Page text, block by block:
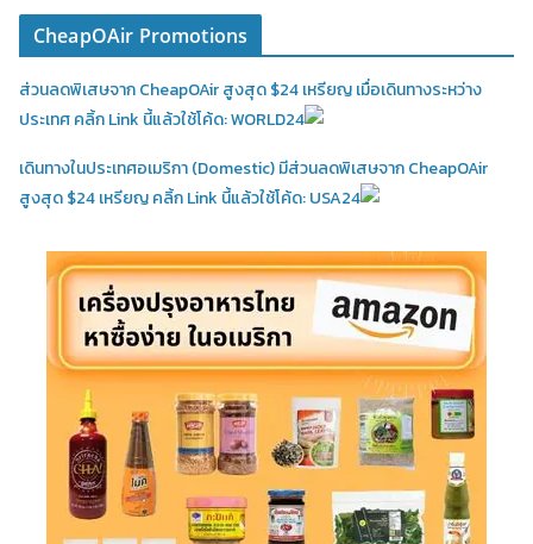
CheapOAir Promotions
ส่วนลดพิเสษจาก CheapOAir สูงสุด $24 เหรียญ เมื่อเดินทางระหว่าง
ประเทศ คลิ้ก Link นี้แล้วใช้โค้ด: WORLD24
เดินทางในประเทศอเมริกา (Domestic)มีส่วนลดพิเสษจาก CheapOAir
สูงสุด $24 เหรียญ คลิ้ก Link นี้แล้วใช้โค้ด: USA24